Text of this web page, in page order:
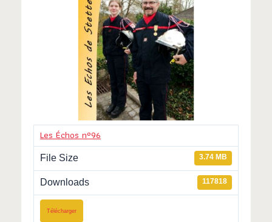
Les Échos n°96
File Size 3.74 MB
Downloads 117818
Télécharger